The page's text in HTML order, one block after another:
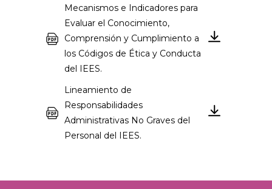
Mecanismos e Indicadores para
Evaluar el Conocimiento,
Comprensión y Cumplimiento a
los Códigos de Ética y Conducta
del IEES.
Lineamiento de
Responsabilidades
Administrativas No Graves del
Personal del IEES.